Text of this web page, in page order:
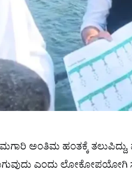
ಅಂತಿಮ ಹಂತಕ್ಕೆ
ಎಂದು